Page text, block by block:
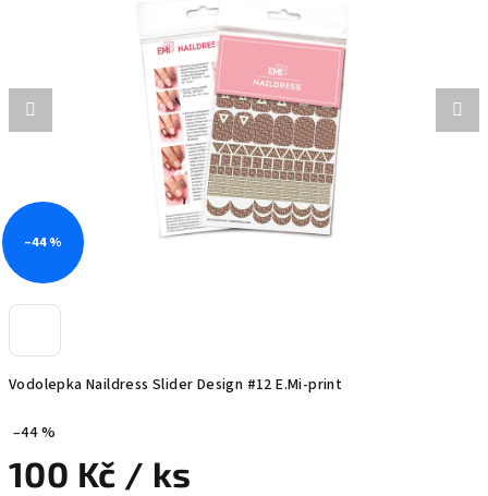
Vodolepka Naildress Slider Design #12 E.Mi-print
–44 %
100 Kč / ks
hvězdiček.
–44 %